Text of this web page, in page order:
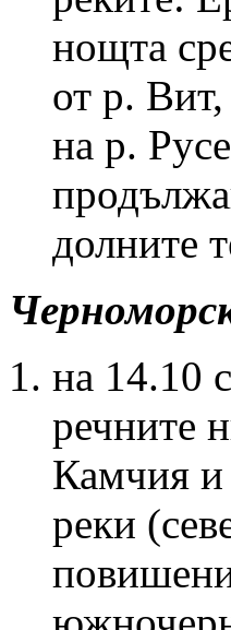
нощта
от р.
на р.
долните
на 14.10
речните
Камчия и
реки